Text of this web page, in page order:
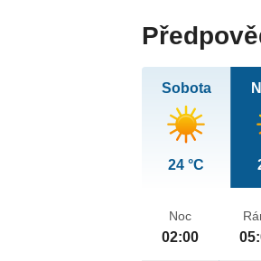
Sobota
24 °C
Noc
02:00